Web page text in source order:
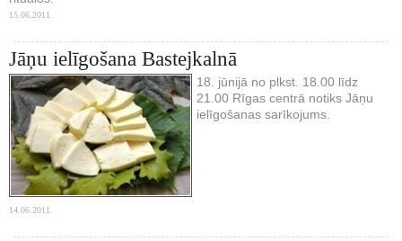
15.06.2011.
Jāņu ielīgošana Bastejkalnā
18. jūnijā no plkst. 18.00 līdz
21.00 Rīgas centrā notiks Jāņu
ielīgošanas sarīkojums.
14.06.2011.